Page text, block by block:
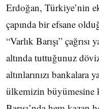
Erdoğan, Türkiye’nin
çapında bir efsane
“Varlık Barışı”
altında tuttuğunuz
altınlarınızı bankalara
ülkemizin büyümesine